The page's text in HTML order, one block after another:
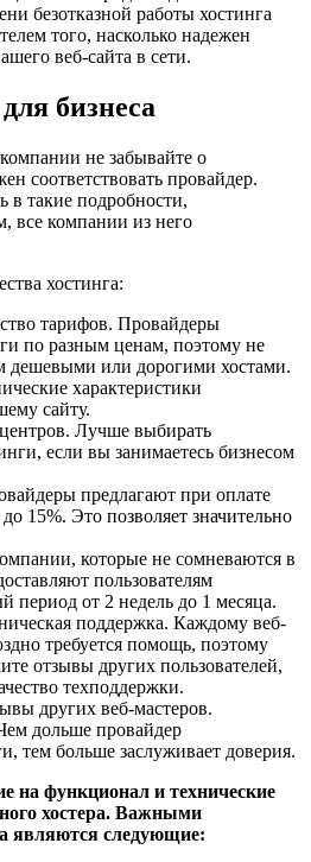
безотказной работы хостинга
того, насколько надежен
веб-сайта в сети.
бизнеса
не забывайте о
соответствовать провайдер.
в такие подробности,
все компании из него
хостинга:
тарифов. Провайдеры
по разным ценам, поэтому не
дешевыми или дорогими хостами.
характеристики
сайту.
. Лучше выбирать
если вы занимаетесь бизнесом
предлагают при оплате
15%. Это позволяет значительно
которые не сомневаются в
пользователям
период от 2 недель до 1 месяца.
поддержка. Каждому веб-
требуется помощь, поэтому
отзывы других пользователей,
техподдержки.
других веб-мастеров.
дольше провайдер
тем больше заслуживает доверия.
на функционал и технические
хостера. Важными
являются следующие: